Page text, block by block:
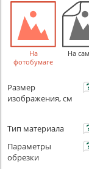
На
фотобумаге
На
Размер
изображения, см
Тип материала
Параметры
обрезки